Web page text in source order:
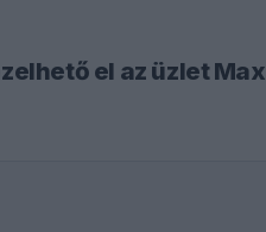
el az üzlet Max